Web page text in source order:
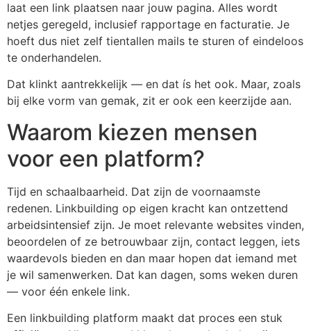
laat een link plaatsen naar jouw pagina. Alles wordt
netjes geregeld, inclusief rapportage en facturatie. Je
hoeft dus niet zelf tientallen mails te sturen of eindeloos
te onderhandelen.
Dat klinkt aantrekkelijk — en dat ís het ook. Maar, zoals
bij elke vorm van gemak, zit er ook een keerzijde aan.
Waarom kiezen mensen
voor een platform?
Tijd en schaalbaarheid. Dat zijn de voornaamste
redenen. Linkbuilding op eigen kracht kan ontzettend
arbeidsintensief zijn. Je moet relevante websites vinden,
beoordelen of ze betrouwbaar zijn, contact leggen, iets
waardevols bieden en dan maar hopen dat iemand met
je wil samenwerken. Dat kan dagen, soms weken duren
— voor één enkele link.
Een linkbuilding platform maakt dat proces een stuk